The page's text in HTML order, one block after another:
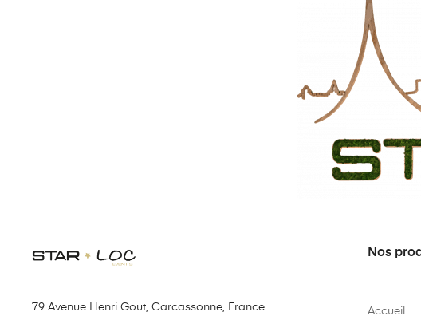
79 Avenue Henri Gout, Carcassonne, France
Nos
Accueil